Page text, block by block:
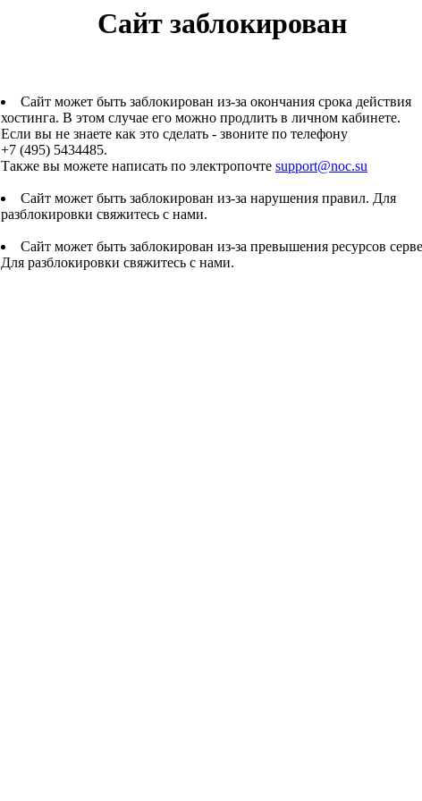
Сайт заблокирован
Сайт может быть заблокирован из-за окончания срока действия
хостинга. В этом случае его можно продлить в личном кабинете.
Если вы не знаете как это сделать - звоните по телефону
+7 (495) 5434485.
Также вы можете написать по электропочте support@noc.su
Сайт может быть заблокирован из-за нарушения правил. Для
разблокировки свяжитесь с нами.
Сайт может быть заблокирован из-за превышения ресурсов
Для разблокировки свяжитесь с нами.